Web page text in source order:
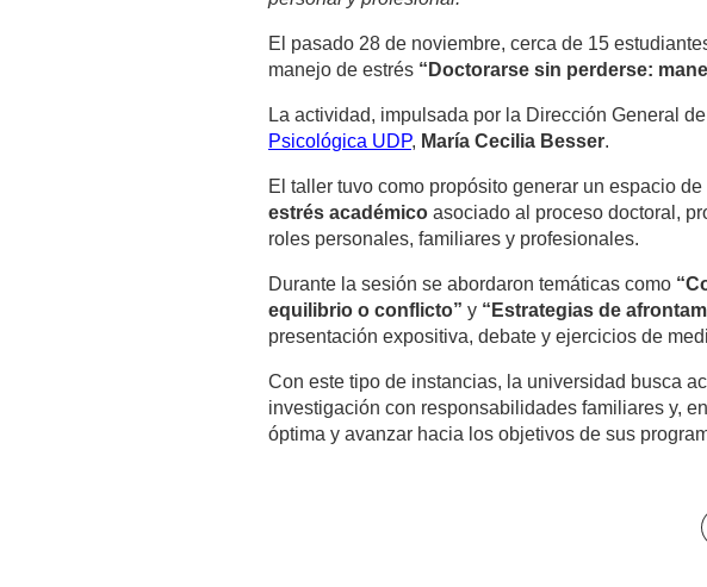
El pasado 28 de noviembre, cerca de 15
manejo de estrés “Doctorarse sin perderse:
La actividad, impulsada por la Dirección General
Psicológica UDP, María Cecilia Besser.
El taller tuvo como propósito generar un espacio
estrés académico asociado al proceso doctoral,
roles personales, familiares y profesionales.
Durante la sesión se abordaron temáticas como
equilibrio o conflicto” y “Estrategias de
presentación expositiva, debate y ejercicios de
Con este tipo de instancias, la universidad busca
investigación con responsabilidades familiares y,
óptima y avanzar hacia los objetivos de sus